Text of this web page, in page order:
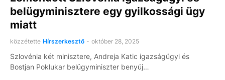
belügyminisztere egy gyilkossági ügy
miatt
közzétette Hírszerkesztő - október 28, 2025
Szlovénia két minisztere, Andreja Katic igazságügyi és
Bostjan Poklukar belügyminiszter benyúj…